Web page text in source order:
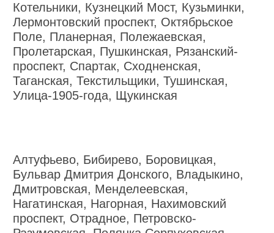
Котельники, Кузнецкий Мост, Кузьминки,
Лермонтовский проспект, Октябрьское
Поле, Планерная, Полежаевская,
Пролетарская, Пушкинская, Рязанский-
проспект, Спартак, Сходненская,
Таганская, Текстильщики, Тушинская,
Улица-1905-года, Щукинская
Алтуфьево, Бибирево, Боровицкая,
Бульвар Дмитрия Донского, Владыкино,
Дмитровская, Менделеевская,
Нагатинская, Нагорная, Нахимовский
проспект, Отрадное, Петровско-